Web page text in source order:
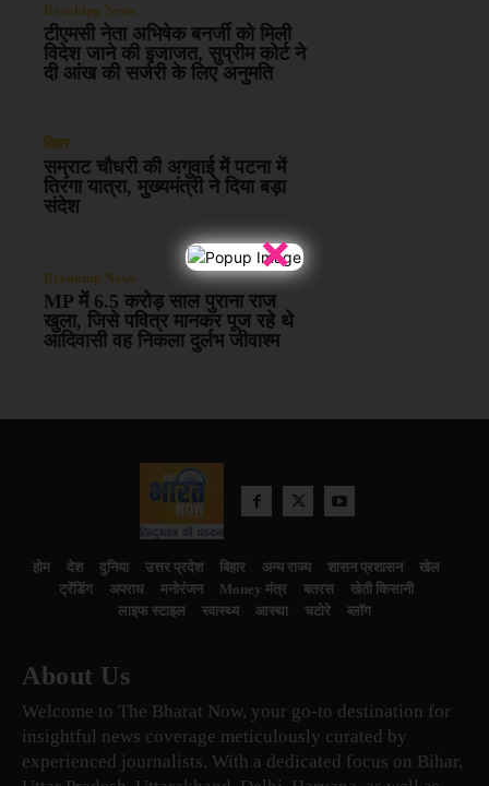
×
Breaking News
टीएमसी नेता अभिषेक बनर्जी को मिली
विदेश जाने की इजाजत, सुप्रीम कोर्ट ने
दी आंख की सर्जरी के लिए अनुमति
बिहार
सम्राट चौधरी की अगुवाई में पटना में
तिरंगा यात्रा, मुख्यमंत्री ने दिया बड़ा
संदेश
Breaking News
MP में 6.5 करोड़ साल पुराना राज
खुला, जिसे पवित्र मानकर पूज रहे थे
आदिवासी वह निकला दुर्लभ जीवाश्म
होम देश दुनिया उत्तर प्रदेश बिहार अन्य राज्य शासन प्रशासन
खेल
ट्रेंडिंग
अपराध मनोरंजन Money मंत्र बतरस
खेती किसानी
लाइफ स्टाइल
स्वास्थ्य आस्था चटोरे ब्लॉग
About Us
Welcome to The Bharat Now, your go-to destination for
insightful news coverage meticulously curated by
experienced journalists. With a dedicated focus on Bihar,